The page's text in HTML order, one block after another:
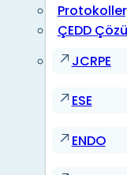
ÇEDD
JCRPE
ESE
ENDO